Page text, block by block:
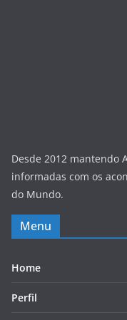
Desde 2012 mantendo
informadas com os
do Mundo.
Menu
Home
Perfil